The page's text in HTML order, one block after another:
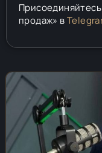
продаж» в